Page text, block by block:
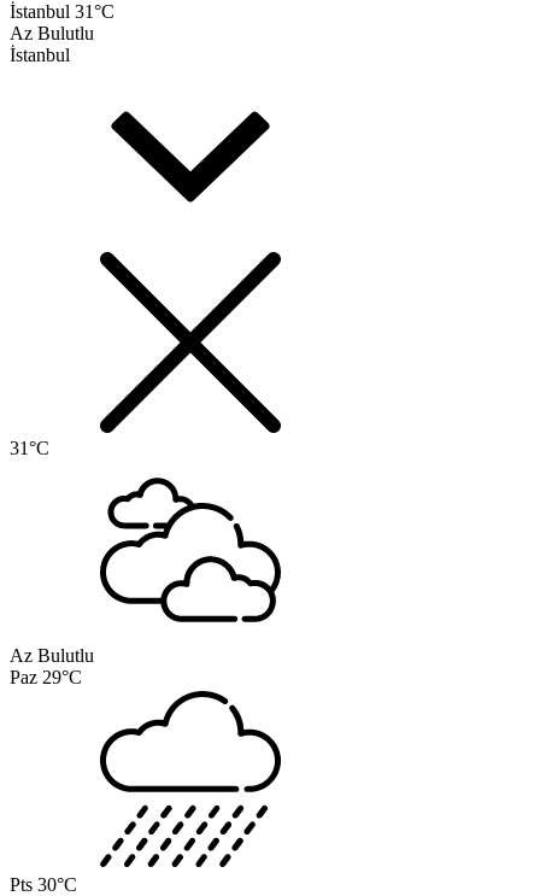
İstanbul 31°C
Az Bulutlu
İstanbul
31°C
Az Bulutlu
Paz 29°C
Pts 30°C